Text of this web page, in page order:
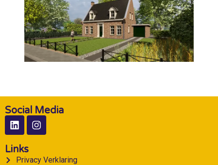
Social Media
Links
Privacy Verklaring